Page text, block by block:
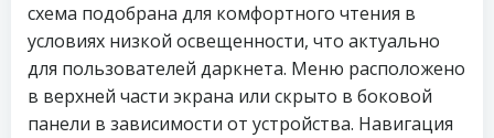
схема подобрана для комфортного чтения в
условиях низкой освещенности, что актуально
для пользователей даркнета. Меню расположено
в верхней части экрана или скрыто в боковой
панели в зависимости от устройства. Навигация